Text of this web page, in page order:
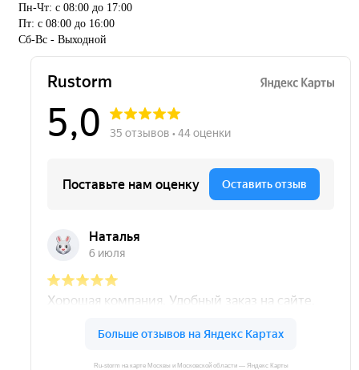
Пн-Чт: с 08:00 до 17:00
Пт: с 08:00 до 16:00
Сб-Вс - Выходной
Ru-storm на карте Москвы и Московской области — Яндекс Карты